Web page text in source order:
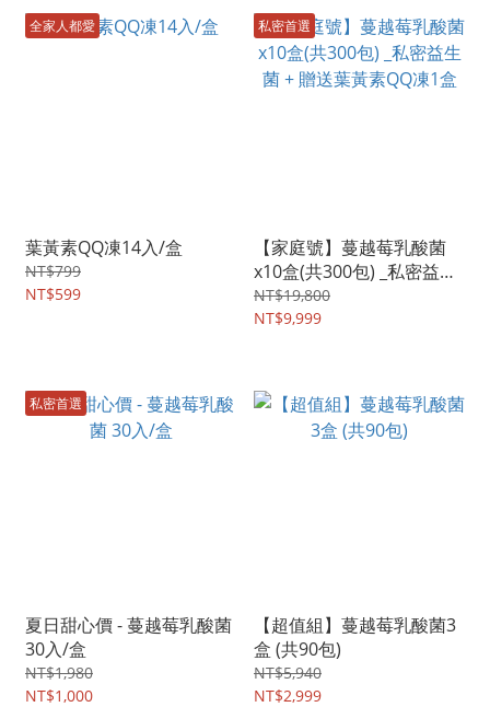
全家人都愛
葉黃素QQ凍14入/盒
NT$799
NT$599
私密首選
【家庭號】蔓越莓乳酸菌
x10盒(共300包) _私密益生
菌 + 贈送葉黃素QQ凍1盒
NT$19,800
NT$9,999
私密首選
夏日甜心價 - 蔓越莓乳酸菌
30入/盒
NT$1,980
NT$1,000
【超值組】蔓越莓乳酸菌3
盒 (共90包)
NT$5,940
NT$2,999